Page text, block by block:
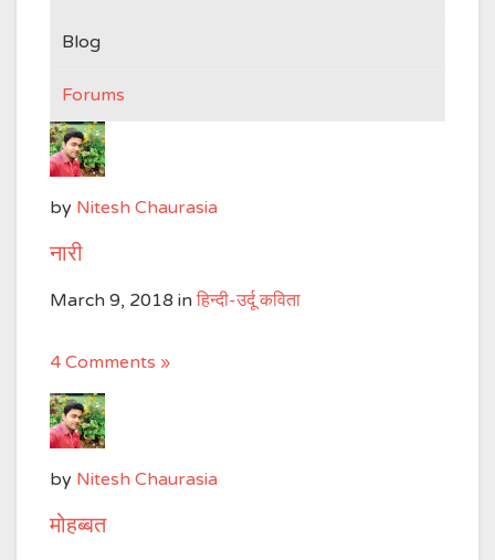
Blog
Forums
by Nitesh Chaurasia
नारी
March 9, 2018 in हिन्दी-उर्दू कविता
4 Comments »
by Nitesh Chaurasia
मोहब्बत